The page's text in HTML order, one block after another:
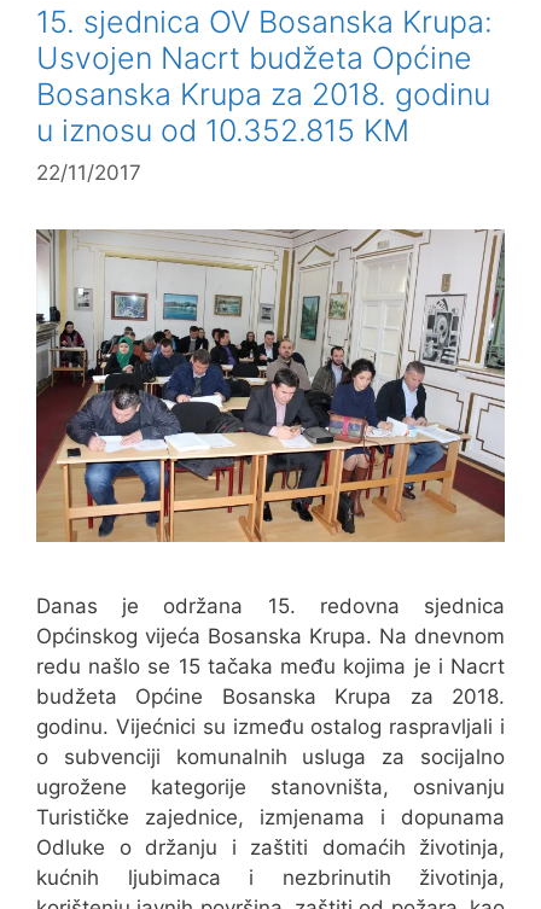
15. sjednica OV Bosanska Krupa:
Usvojen Nacrt budžeta Općine
Bosanska Krupa za 2018. godinu
u iznosu od 10.352.815 KM
22/11/2017
Danas je održana 15. redovna sjednica
Općinskog vijeća Bosanska Krupa. Na dnevnom
redu našlo se 15 tačaka među kojima je i Nacrt
budžeta Općine Bosanska Krupa za 2018.
godinu. Vijećnici su između ostalog raspravljali i
o subvenciji komunalnih usluga za socijalno
ugrožene kategorije stanovništa, osnivanju
Turističke zajednice, izmjenama i dopunama
Odluke o držanju i zaštiti domaćih životinja,
kućnih ljubimaca i nezbrinutih životinja,